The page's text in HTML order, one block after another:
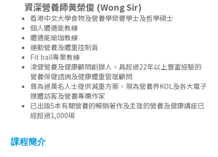
資深營養師黃榮俊 (Wong Sir)
香港中文大學食物及營養學榮譽學士及哲學碩士
個人體適能教練
體適能瑜珈教練
運動營養及體重控制員
Fit ball專業教練
浚健營養及健康顧問創辦人，具超過22年以上豐富經驗的
營養保健諮詢及健康體重管理顧問
曾為過萬名人士提供減重方案，現為營養界KOL及各大電子
媒體訪客及營養專欄作家
已出版5本有關營養的暢銷著作及主理的營養及健康講座已
經超過1,000場
課程簡介